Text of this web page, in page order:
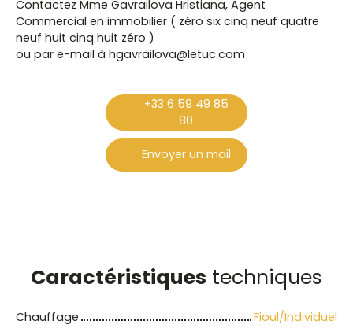
Contactez Mme Gavrailova Hristiana, Agent
Commercial en immobilier ( zéro six cinq neuf quatre
neuf huit cinq huit zéro )
ou par e-mail à hgavrailova@letuc.com
+33 6 59 49 85
80
Envoyer un mail
Caractéristiques techniques
Chauffage
Fioul/Individuel